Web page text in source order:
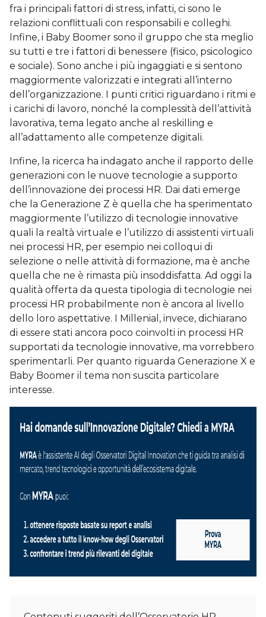
fra i principali fattori di stress, infatti, ci sono le
relazioni conflittuali con responsabili e colleghi.
Infine, i Baby Boomer sono il gruppo che sta meglio
su tutti e tre i fattori di benessere (fisico, psicologico
e sociale). Sono anche i più ingaggiati e si sentono
maggiormente valorizzati e integrati all’interno
dell’organizzazione. I punti critici riguardano i ritmi e
i carichi di lavoro, nonché la complessità dell’attività
lavorativa, tema legato anche al reskilling e
all’adattamento alle competenze digitali.
Infine, la ricerca ha indagato anche il rapporto delle
generazioni con le nuove tecnologie a supporto
dell’innovazione dei processi HR. Dai dati emerge
che la Generazione Z è quella che ha sperimentato
maggiormente l’utilizzo di tecnologie innovative
quali la realtà virtuale e l’utilizzo di assistenti virtuali
nei processi HR, per esempio nei colloqui di
selezione o nelle attività di formazione, ma è anche
quella che ne è rimasta più insoddisfatta. Ad oggi la
qualità offerta da questa tipologia di tecnologie nei
processi HR probabilmente non è ancora al livello
dello loro aspettative. I Millenial, invece, dichiarano
di essere stati ancora poco coinvolti in processi HR
supportati da tecnologie innovative, ma vorrebbero
sperimentarli. Per quanto riguarda Generazione X e
Baby Boomer il tema non suscita particolare
interesse.